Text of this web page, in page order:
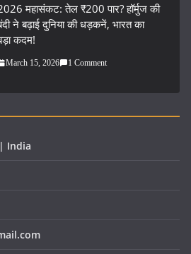
महासंकट: तेल ₹200 पार? हॉर्मुज की
ने बढ़ाई दुनिया की धड़कनें, भारत का
कदम!
March 15, 2026 1 Comment
India